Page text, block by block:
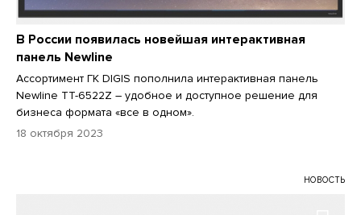
В России появилась новейшая интерактивная
панель Newline
Ассортимент ГК DIGIS пополнила интерактивная панель
Newline TT-6522Z – удобное и доступное решение для
бизнеса формата «все в одном».
18 октября 2023
НОВОСТЬ